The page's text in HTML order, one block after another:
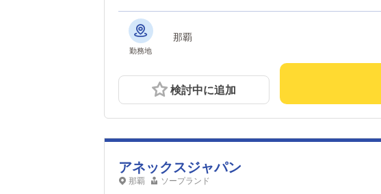
す
タ
勤務地
那覇
検討中に追加
アネックスジャパン
那覇 ソープランド